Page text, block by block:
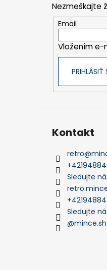
Nezmeškajte
Email
Vložením e-
PRIHLÁSIŤ
Kontakt
retro@
Sledujte
Sledujte